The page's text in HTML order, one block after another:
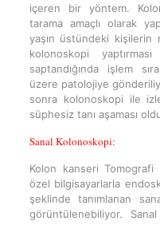
içeren bir yöntem.
tarama amaçlı olarak
yaşın üstündeki
kolonoskopi
saptandığında işlem
üzere patolojiye
sonra kolonoskopi ile
süphesiz tanı aşaması
Sanal Kolonoskopi:
Kolon kanseri Tomografi
özel bilgisayarlarla
şeklinde tanımlanan
görüntülenebiliyor.